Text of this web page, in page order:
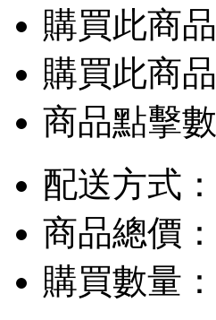
購買此商
購買此商
商品點擊
配送方式：
商品總價：
購買數量：